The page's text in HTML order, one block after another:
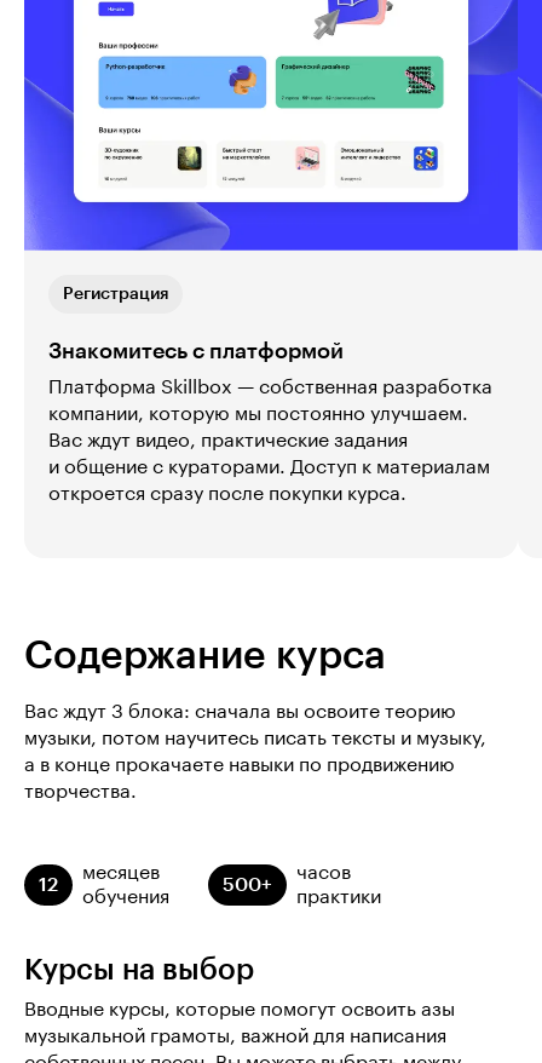
Регистрация
Знакомитесь с платформой
Платформа Skillbox — собственная разработка
компании, которую мы постоянно улучшаем.
Вас ждут видео, практические задания
и общение с кураторами. Доступ к материалам
откроется сразу после покупки курса.
Содержание курса
Вас ждут 3 блока: сначала вы освоите теорию
музыки, потом научитесь писать тексты и музыку,
а в конце прокачаете навыки по продвижению
творчества.
12
месяцев
обучения
500+
часов
практики
Курсы на выбор
Вводные курсы, которые помогут освоить азы
музыкальной грамоты, важной для написания